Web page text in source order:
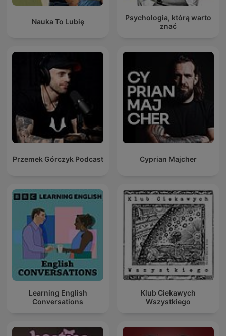
Nauka To Lubię
Psychologia, którą warto
znać
Przemek Górczyk Podcast Cyprian Majcher
Learning English
Conversations
Klub Ciekawych
Wszystkiego